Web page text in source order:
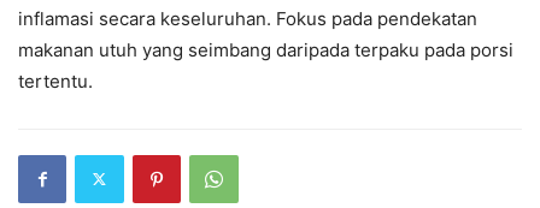
inflamasi secara keseluruhan. Fokus pada pendekatan
makanan utuh yang seimbang daripada terpaku pada porsi
tertentu.